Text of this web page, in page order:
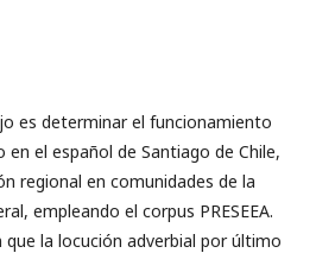
es determinar el funcionamiento
el español de Santiago de Chile,
regional en comunidades de la
empleando el corpus PRESEEA.
la locución adverbial por último